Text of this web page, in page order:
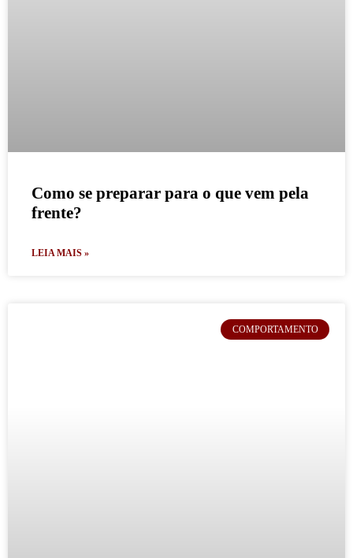
Como se preparar para o que vem pela
frente?
LEIA MAIS »
COMPORTAMENTO